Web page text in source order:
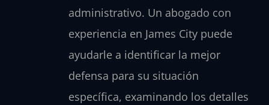
administrativo. Un abogado con
experiencia en James City puede
ayudarle a identificar la mejor
defensa para su situación
específica, examinando los detalles